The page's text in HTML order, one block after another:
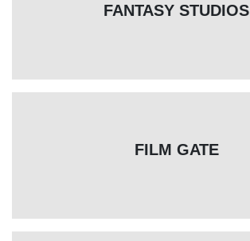
FANTASY STUDIOS
FILM GATE